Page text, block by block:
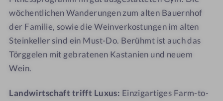
wöchentlichen Wanderungen zum alten Bauernhof
der Familie, sowie die Weinverkostungen im alten
Steinkeller sind ein Must-Do. Berühmt ist auch das
Törggelen mit gebratenen Kastanien und neuem
Wein.
Landwirtschaft trifft Luxus: Einzigartiges Farm-to-